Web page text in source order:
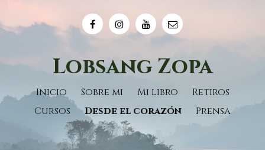
Lobsang Zopa
Inicio Sobre mi Mi libro
Retiros
Cursos
Desde el corazón Prensa